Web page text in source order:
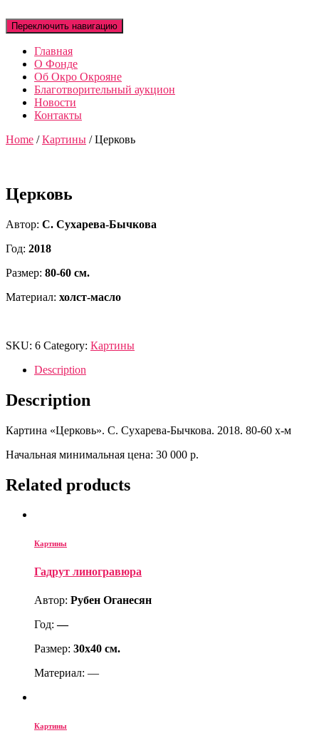
Переключить навигацию
Главная
О Фонде
Об Окро Окрояне
Благотворительный аукцион
Новости
Контакты
Home /Картины / Церковь
Церковь
Автор: С. Сухарева-Бычкова
Год: 2018
Размер: 80-60 см.
Материал: холст-масло
SKU: 6 Category: Картины
Description
Description
Картина «Церковь». С. Сухарева-Бычкова. 2018. 80-60 х-м
Начальная минимальная цена: 30 000 р.
Related products
Картины
Гадрут линогравюра
Автор: Рубен Оганесян
Год:—
Размер: 30х40 см.
Материал: —
Картины